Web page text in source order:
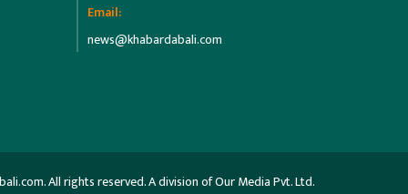
Email:
news@khabardabali.com
All rights reserved. A division of Our Media Pvt. Ltd.